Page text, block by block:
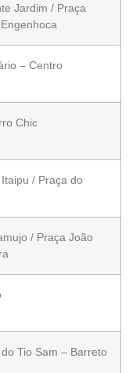
Jardim / Praça
– Centro
Chic
/ Praça do
/ Praça João
Tio Sam – Barreto